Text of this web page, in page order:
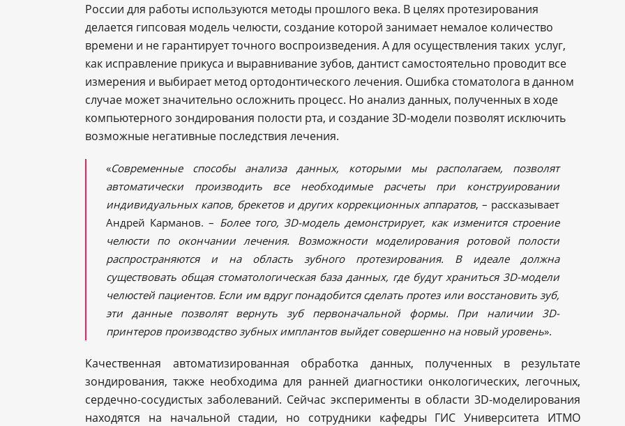
России для работы используются методы прошлого века. В целях протезирования
делается гипсовая модель челюсти, создание которой занимает немалое количество
времени и не гарантирует точного воспроизведения. А для осуществления таких услуг,
как исправление прикуса и выравнивание зубов, дантист самостоятельно проводит все
измерения и выбирает метод ортодонтического лечения. Ошибка стоматолога в данном
случае может значительно осложнить процесс. Но анализ данных, полученных в ходе
компьютерного зондирования полости рта, и создание 3D-модели позволят исключить
возможные негативные последствия лечения.
«Современные способы анализа данных, которыми мы располагаем, позволят
автоматически производить все необходимые расчеты при конструировании
индивидуальных капов, брекетов и других коррекционных аппаратов, – рассказывает
Андрей Карманов. – Более того, 3D-модель демонстрирует, как изменится строение
челюсти по окончании лечения. Возможности моделирования ротовой полости
распространяются и на область зубного протезирования. В идеале должна
существовать общая стоматологическая база данных, где будут храниться 3D-модели
челюстей пациентов. Если им вдруг понадобится сделать протез или восстановить зуб,
эти данные позволят вернуть зуб первоначальной формы. При наличии 3D-
принтеров производство зубных имплантов выйдет совершенно на новый уровень».
Качественная автоматизированная обработка данных, полученных в результате
зондирования, также необходима для ранней диагностики онкологических, легочных,
сердечно-сосудистых заболеваний. Сейчас эксперименты в области 3D-моделирования
находятся на начальной стадии, но сотрудники кафедры ГИС Университета ИТМО